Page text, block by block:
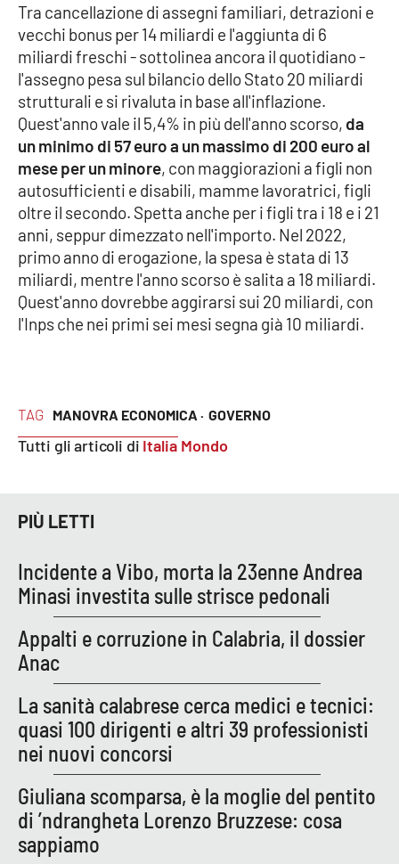
RUBRICHE
Good Morning Vietnam
Parchi Marini Calabria
Leggendo Alvaro insieme
Imprese Di Calabria
Le perfidie di Antonella Grippo
Venti di comunicazione
LaC TV
LaC OnAir
EDIZIONI
LOCALI
Crotone
Vibo Valentia
Reggio Calabria
Cosenza
Lamezia Terme
TAG MANOVRA ECONOMICA · GOVERNO
Tutti gli articoli di Italia Mondo
Tra cancellazione di assegni familiari, detrazioni e
vecchi bonus per 14 miliardi e l'aggiunta di 6
miliardi freschi - sottolinea ancora il quotidiano -
l'assegno pesa sul bilancio dello Stato 20 miliardi
strutturali e si rivaluta in base all'inflazione.
Quest'anno vale il 5,4% in più dell'anno scorso, da
un minimo di 57 euro a un massimo di 200 euro al
mese per un minore, con maggiorazioni a figli non
autosufficienti e disabili, mamme lavoratrici, figli
oltre il secondo. Spetta anche per i figli tra i 18 e i 21
anni, seppur dimezzato nell'importo. Nel 2022,
primo anno di erogazione, la spesa è stata di 13
miliardi, mentre l'anno scorso è salita a 18 miliardi.
Quest'anno dovrebbe aggirarsi sui 20 miliardi, con
l'Inps che nei primi sei mesi segna già 10 miliardi.
PIÙ LETTI
Incidente a Vibo, morta la 23enne Andrea
Minasi investita sulle strisce pedonali
Appalti e corruzione in Calabria, il dossier
Anac
La sanità calabrese cerca medici e tecnici:
quasi 100 dirigenti e altri 39 professionisti
nei nuovi concorsi
Giuliana scomparsa, è la moglie del pentito
di ’ndrangheta Lorenzo Bruzzese: cosa
sappiamo